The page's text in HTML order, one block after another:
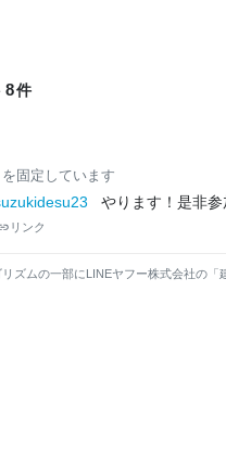
8件
固定しています
やります！是非参
リンク
ズムの一部にLINEヤフー株式会社の